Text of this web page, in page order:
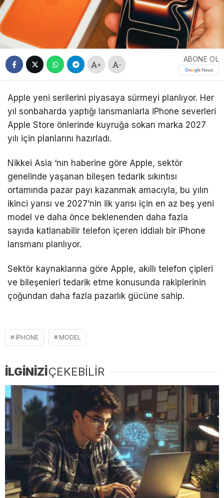
+ -
ABONE OL
Apple yeni serilerini piyasaya sürmeyi planlıyor. Her
yıl sonbaharda yaptığı lansmanlarla iPhone severleri
Apple Store önlerinde kuyruğa sokan marka 2027
yılı için planlarını hazırladı.
Nikkei Asia ‘nın haberine göre Apple, sektör
genelinde yaşanan bileşen tedarik sıkıntısı
ortamında pazar payı kazanmak amacıyla, bu yılın
ikinci yarısı ve 2027’nin ilk yarısı için en az beş yeni
model ve daha önce beklenenden daha fazla
sayıda katlanabilir telefon içeren iddialı bir iPhone
lansmanı planlıyor.
Sektör kaynaklarına göre Apple, akıllı telefon çipleri
ve bileşenleri tedarik etme konusunda rakiplerinin
çoğundan daha fazla pazarlık gücüne sahip.
IPHONE MODEL
İLGİNİZİÇEKEBİLİR